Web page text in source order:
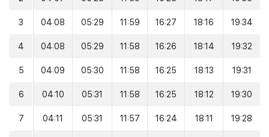
3 04:08 05:29 11:59 16:27 18:16 19:34
4 04:08 05:29 11:58 16:26 18:14 19:32
5 04:09 05:30 11:58 16:25 18:13 19:31
6 04:10 05:31 11:58 16:25 18:12 19:30
7 04:11 05:31 11:57 16:24 18:11 19:28